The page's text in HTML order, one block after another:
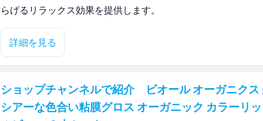
らげるリラックス効果を提供します。
詳細を見る
ショップチャンネルで紹介 ビオール オーガニクス
シアーな色合い粘膜グロス オーガニック カラーリ